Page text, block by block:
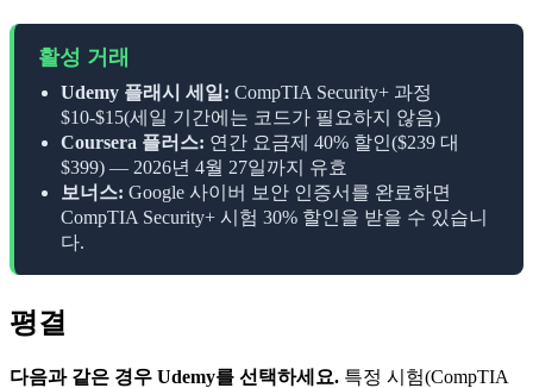
활성 거래
Udemy 플래시 세일: CompTIA Security+ 과정
$10-$15(세일 기간에는 코드가 필요하지 않음)
Coursera 플러스: 연간 요금제 40% 할인($239 대
$399) — 2026년 4월 27일까지 유효
보너스: Google 사이버 보안 인증서를 완료하면
CompTIA Security+ 시험 30% 할인을 받을 수 있습니
다.
평결
다음과 같은 경우 Udemy를 ​​선택하세요. 특정 시험(CompTIA